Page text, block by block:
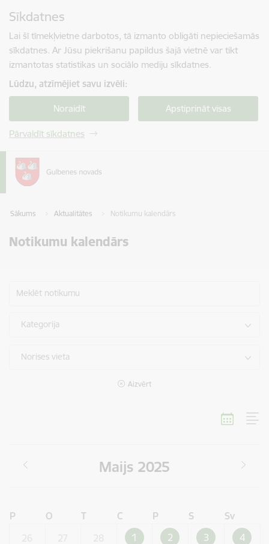
Sīkdatnes
Lai šī tīmekļvietne darbotos, tā izmanto obligāti nepieciešamās
sīkdatnes. Ar Jūsu piekrišanu papildus šajā vietnē var tikt
izmantotas statistikas un sociālo mediju sīkdatnes.
Lūdzu, atzīmējiet savu izvēli:
Noraidīt Apstiprināt visas
Pārvaldīt sīkdatnes
Sākums Aktualitātes Notikumu kalendārs
Notikumu kalendārs
Meklēt notikumu
Kategorija
Norises vieta
Aizvērt
Maijs 2025
P O T C P S
Sv
1 2 3 4